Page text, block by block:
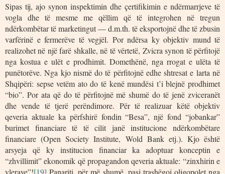
Sipas tij, ajo synon inspektimin dhe çertifikimin e ndërmarrjeve të
vogla dhe të mesme me qëllim që të integrohen në tregun
ndërkombëtar të marketingut — d.m.th. të eksportojnë dhe të zbusin
varfërinë e fermerëve të vegjël. Por ndërsa ky objektiv mund të
realizohet në një farë shkalle, në të vërtetë, Zvicra synon të përfitojë
nga kostua e ulët e prodhimit. Domethënë, nga rrogat e ulëta të
punëtorëve. Nga kjo nismë do të përfitojnë edhe shtresat e larta në
Shqipëri: sepse vetëm ato do të kenë mundësi t’i blejnë prodhimet
“bio”. Por ata që do të përfitojnë më shumë do të jenë zviceranët
dhe vende të tjerë perëndimore. Për të realizuar këtë objektiv
qeveria aktuale ka përfshirë fondin “Besa”, një fond “jobankar”
burimet financiare të të cilit janë institucione ndërkombëtare
financiare (Open Society Institute, Wold Bank etj.). Kjo është
arsyeja që ky institucion financiar ka adoptuar konceptin e
“zhvillimit” ekonomik që propagandon qeveria aktuale: “zinxhirin e
vlerave”![19] Panariti, për më shumë, pasi trashëgoi oligopolet nga